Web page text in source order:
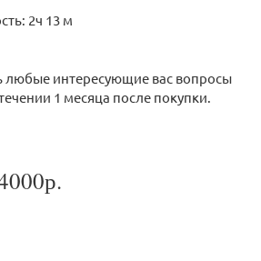
2ч 13 м
любые интересующие вас вопросы
1 месяца после покупки.
4000р.